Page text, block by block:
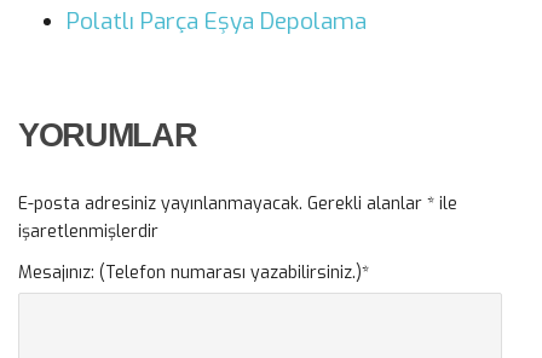
Polatlı Parça Eşya Depolama
YORUMLAR
E-posta adresiniz yayınlanmayacak. Gerekli alanlar * ile
işaretlenmişlerdir
Mesajınız: (Telefon numarası yazabilirsiniz.)*